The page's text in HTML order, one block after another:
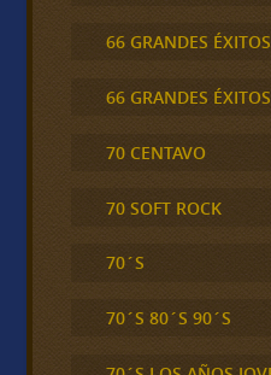
66 GRANDES
66 GRANDES
70 CENTAVO
70 SOFT ROCK
70´S
70´S 80´S 90´S